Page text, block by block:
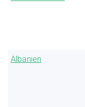
Albanien